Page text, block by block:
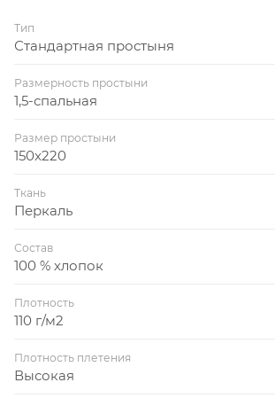
Тип
Стандартная простыня
Размерность простыни
1,5-спальная
Размер простыни
150x220
Ткань
Перкаль
Состав
100 % хлопок
Плотность
110 г/м2
Плотность плетения
Высокая